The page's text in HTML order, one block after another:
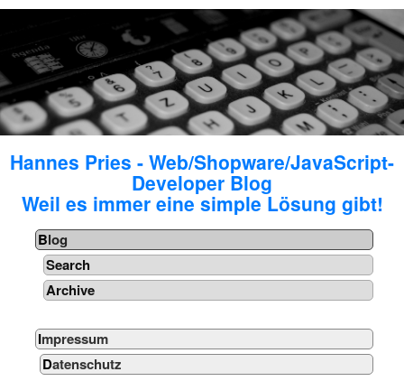
Hannes Pries - Web/Shopware/JavaScript-
Developer Blog
Weil es immer eine simple Lösung gibt!
Blog
Search
Archive
Impressum
Datenschutz